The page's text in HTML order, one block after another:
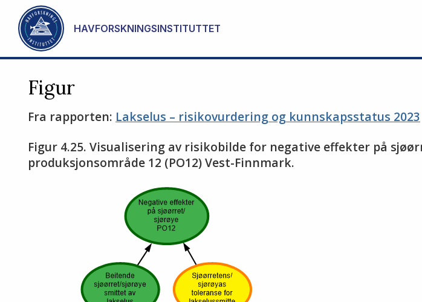
Gå til hovedinnhold
HAVFORSKNINGSINSTITUTTET
Figur
Fra rapporten: Lakselus – risikovurdering og kunnskapsstatus 2023
Figur 4.25. Visualisering av risikobilde for negative effekter på
produksjonsområde 12 (PO12) Vest-Finnmark.